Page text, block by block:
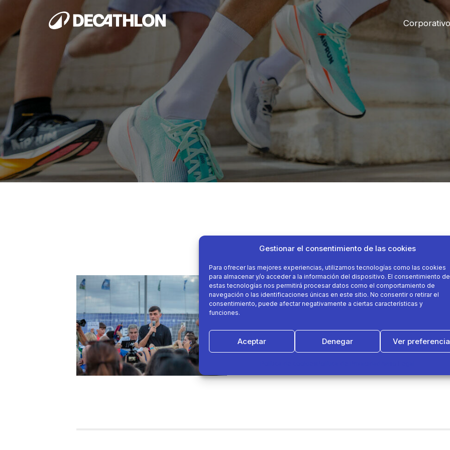
Gestionar el consentimiento de las cookies
Para ofrecer las mejores experiencias, utilizamos tecnologías como las cookies
para almacenar y/o acceder a la información del dispositivo. El consentimiento de
estas tecnologías nos permitirá procesar datos como el comportamiento de
navegación o las identificaciones únicas en este sitio. No consentir o retirar el
consentimiento, puede afectar negativamente a ciertas características y
funciones.
Aceptar Denegar Ver
Corporativo